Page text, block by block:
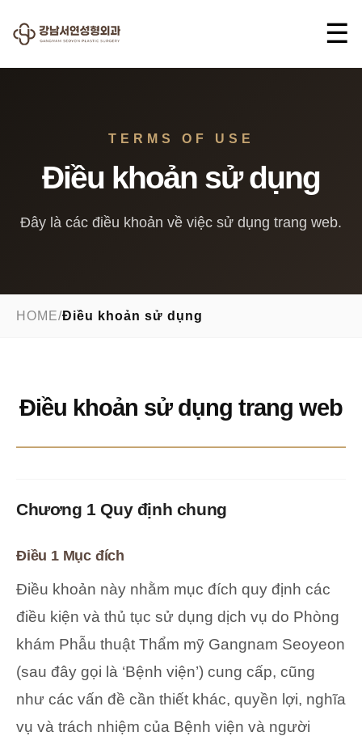
☰
TERMS OF USE
Điều khoản sử dụng
Đây là các điều khoản về việc sử dụng trang web.
HOME/Điều khoản sử dụng
Điều khoản sử dụng trang web
Chương 1 Quy định chung
Điều 1 Mục đích
Điều khoản này nhằm mục đích quy định các
điều kiện và thủ tục sử dụng dịch vụ do Phòng
khám Phẫu thuật Thẩm mỹ Gangnam Seoyeon
(sau đây gọi là ‘Bệnh viện’) cung cấp, cũng
như các vấn đề cần thiết khác, quyền lợi, nghĩa
vụ và trách nhiệm của Bệnh viện và người